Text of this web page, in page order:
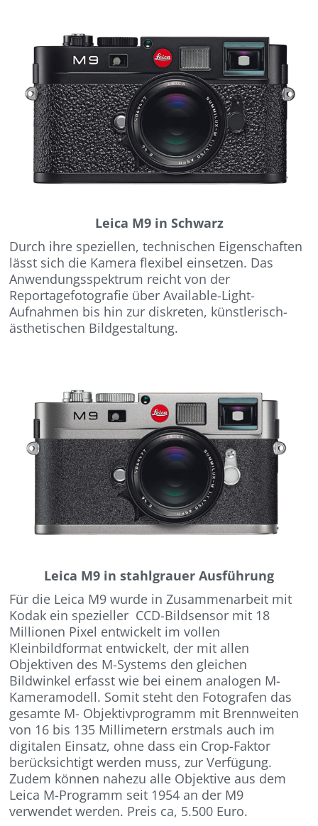
Leica M9 in Schwarz
Durch ihre speziellen, technischen Eigenschaften
lässt sich die Kamera flexibel einsetzen. Das
Anwendungsspektrum reicht von der
Reportagefotografie über Available-Light-
Aufnahmen bis hin zur diskreten, künstlerisch-
ästhetischen Bildgestaltung.
Leica M9 in stahlgrauer Ausführung
Für die Leica M9 wurde in Zusammenarbeit mit
Kodak ein spezieller CCD-Bildsensor mit 18
Millionen Pixel entwickelt im vollen
Kleinbildformat entwickelt, der mit allen
Objektiven des M-Systems den gleichen
Bildwinkel erfasst wie bei einem analogen M-
Kameramodell. Somit steht den Fotografen das
gesamte M- Objektivprogramm mit Brennweiten
von 16 bis 135 Millimetern erstmals auch im
digitalen Einsatz, ohne dass ein Crop-Faktor
berücksichtigt werden muss, zur Verfügung.
Zudem können nahezu alle Objektive aus dem
Leica M-Programm seit 1954 an der M9
verwendet werden. Preis ca, 5.500 Euro.